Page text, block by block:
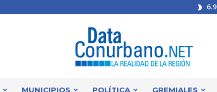
6.9
MUNICIPIOS POLÍTICA GREMIALES